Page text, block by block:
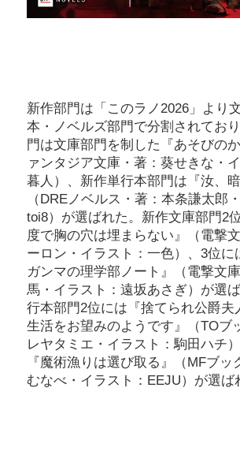
新作部門は「このラノ2026」より
本・ノベルズ部門で分割されてお
門は文庫部門を制した『あそびの
ァンタジア文庫・著：葵せきな・
暮人）、新作単行本部門は『汝、暗
（DREノベルス・著：本条謙太郎
toi8）が選ばれた。新作文庫部門2
度で胸の穴は埋まらない』（電撃
ーロン・イラスト：一色）、3位に
ガンマの理学部ノート』（電撃文
馬・イラスト：遠坂あさぎ）が選
行本部門2位には『捨てられ公爵夫
生活をお望みのようです』（TOブ
レヤタミエ・イラスト：駒田ハチ
『魔術漁りは選び取る』（MFブッ
むなべ・イラスト：EEJU）が選ば